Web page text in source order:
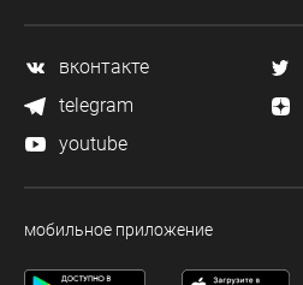
вконтакте
telegram
youtube
мобильное приложение